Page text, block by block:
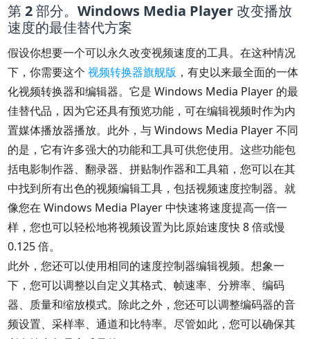
第 2 部分。Windows Media Player 改变播放
速度的最佳替代方案
假设你想要一个可以永久改变视频速度的工具。在这种情况
下，你需要这个视频转换器旗舰版 ，有史以来最全面的一体
化视频转换器和编辑器。它是 Windows Media Player 的最
佳替代品，因为它还具有预览功能，可在编辑视频时作为内
置媒体播放器播放。此外，与 Windows Media Player 不同
的是，它有许多强大的功能和工具可供您使用。这些功能包
括电影制作器、翻录器、拼贴制作器和工具箱，您可以在其
中找到所有出色的视频编辑工具，包括视频速度控制器。就
像您在 Windows Media Player 中快速将速度提高一倍一
样，您也可以轻松地将视频设置为比原始速度快 8 倍或慢
0.125 倍。
此外，您还可以使用相同的速度控制器编辑视频。想象一
下，您可以调整以自定义其格式、帧速率、分辨率、编码
器、质量和缩放模式。除此之外，您还可以调整编码器的音
频设置、采样率、通道和比特率。尽管如此，您可以确保其